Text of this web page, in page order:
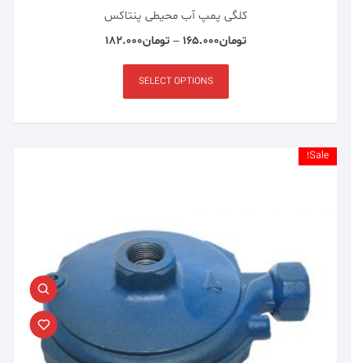
کلگی پمپ آب محیطی پنتاکس
تومان۱۶۵.۰۰۰ – تومان۱۸۲.۰۰۰
SELECT OPTIONS
Sale!